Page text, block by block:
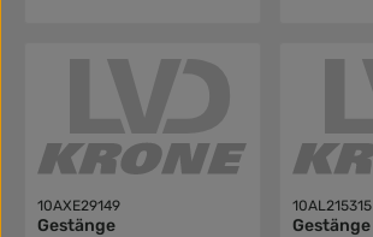
10AXE29149
Gestänge
10AL215315
Gestänge